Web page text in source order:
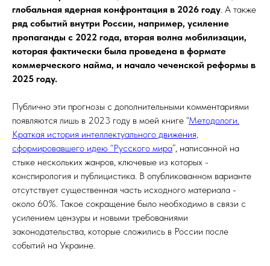
глобальная ядерная конфронтация в 2026 году . А также
ряд событий внутри России, например, усиление
пропаганды c 2022 года, вторая волна мобилизации,
которая фактически была проведена в формате
коммерческого найма, и начало чеченской реформы в
2025 году.
Публично эти прогнозы с дополнительными комментариями
появляются лишь в 2023 году в моей книге “Методологи.
Краткая история интеллектуального движения,
сформировавшего идею “Русского мира”, написанной на
стыке нескольких жанров, ключевые из которых -
конспирология и публицистика. В опубликованном варианте
отсутствует существенная часть исходного материала -
около 60%. Такое сокращение было необходимо в связи с
усилением цензуры и новыми требованиями
законодательства, которые сложились в России после
событий на Украине.